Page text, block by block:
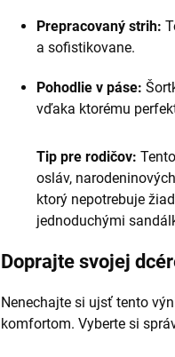
Prepracovaný strih:
a sofistikovane.
Pohodlie v páse:
vďaka ktorému
Tip pre rodičov:
osláv,
ktorý nepotrebuje
jednoduchými
Doprajte svojej
Nenechajte si ujsť tento
komfortom. Vyberte si